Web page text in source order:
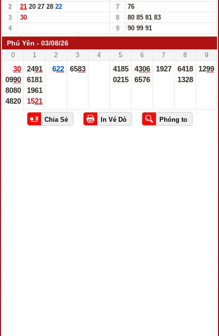
2
21 20 27 28 22 7
76
3
30 8 80 85 81 83
4
9 90 99 91
Phú Yên - 03/08/26
0 1 2 3 4 5 6 7 8 9
30
0990
8080
4820
2491
6181
1961
1521
622 6583
4185
0215
4306
6576
1927
6418
1328
1299